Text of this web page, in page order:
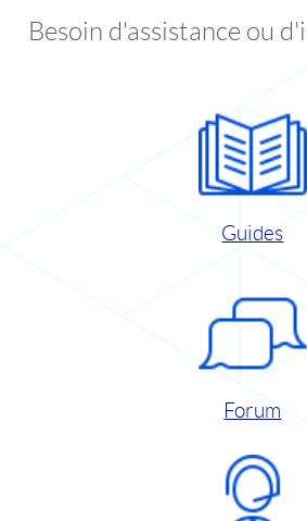
Besoin d'assistance ou
Guides
Forum